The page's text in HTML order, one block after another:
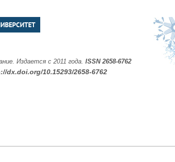
Издается с 2011 года. ISSN 2658-6762
dx.doi.org/10.15293/2658-6762